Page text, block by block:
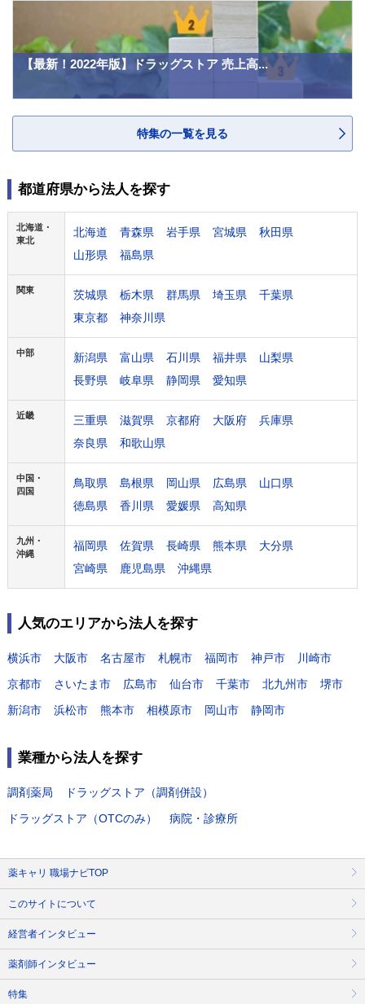
【最新！2022年版】ドラッグストア 売上高...
特集の一覧を見る
都道府県から法人を探す
北海道・
東北
北海道 青森県 岩手県 宮城県
秋田県
山形県
福島県
関東 茨城県 栃木県 群馬県 埼玉県
千葉県
東京都
神奈川県
中部 新潟県 富山県 石川県 福井県
山梨県
長野県
岐阜県 静岡県 愛知県
近畿 三重県 滋賀県 京都府 大阪府
兵庫県
奈良県
和歌山県
中国・
四国
鳥取県 島根県 岡山県 広島県
山口県
徳島県
香川県 愛媛県 高知県
九州・
沖縄
福岡県 佐賀県 長崎県 熊本県
大分県
宮崎県
鹿児島県 沖縄県
人気のエリアから法人を探す
横浜市 大阪市 名古屋市 札幌市 福岡市 神戸市
川崎市
京都市
さいたま市 広島市 仙台市 千葉市 北九州市
堺市
新潟市
浜松市 熊本市 相模原市 岡山市 静岡市
業種から法人を探す
調剤薬局
ドラッグストア（調剤併設）
ドラッグストア（OTCのみ）
病院・診療所
薬キャリ 職場ナビTOP
このサイトについて
経営者インタビュー
薬剤師インタビュー
特集